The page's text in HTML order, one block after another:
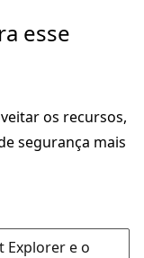
esse
os recursos,
segurança mais
Explorer e o